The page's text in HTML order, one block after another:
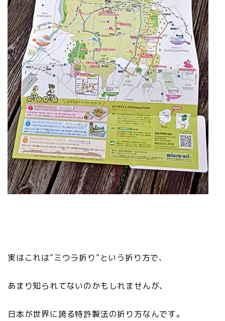
実はこれは“ミウラ折り”という折り方で、
あまり知られてないのかもしれませんが、
日本が世界に誇る特許製法の折り方なんです。